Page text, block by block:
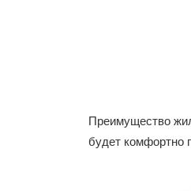
Преимущество
будет комфортно